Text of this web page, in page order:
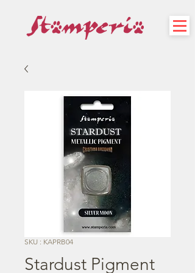
SKU : KAPRB04
Stardust Pigment